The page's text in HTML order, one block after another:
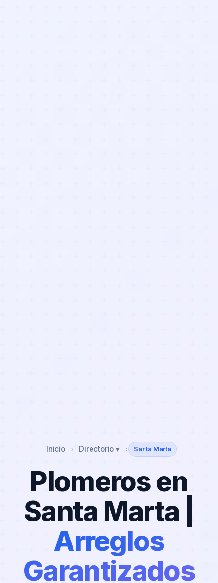
Inicio › Directorio ▾ › Santa Marta
Plomeros en
Santa Marta |
Arreglos
Garantizados